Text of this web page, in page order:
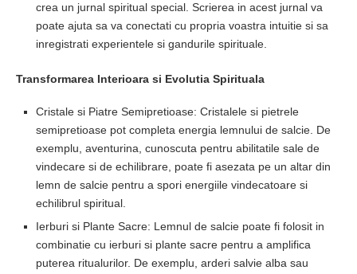
crea un jurnal spiritual special. Scrierea in acest jurnal va
poate ajuta sa va conectati cu propria voastra intuitie si sa
inregistrati experientele si gandurile spirituale.
Transformarea Interioara si Evolutia Spirituala
Cristale si Piatre Semipretioase: Cristalele si pietrele
semipretioase pot completa energia lemnului de salcie. De
exemplu, aventurina, cunoscuta pentru abilitatile sale de
vindecare si de echilibrare, poate fi asezata pe un altar din
lemn de salcie pentru a spori energiile vindecatoare si
echilibrul spiritual.
Ierburi si Plante Sacre: Lemnul de salcie poate fi folosit in
combinatie cu ierburi si plante sacre pentru a amplifica
puterea ritualurilor. De exemplu, arderi salvie alba sau